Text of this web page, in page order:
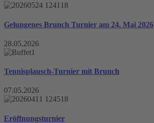
Gelungenes Brunch Turnier am 24. Mai 2026
28.05.2026
Tennisplausch-Turnier mit Brunch
07.05.2026
Eröffnungsturnier